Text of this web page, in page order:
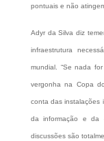
pontuais e não
Adyr da Silva diz
infraestrutura
mundial. “Se nada
vergonha na Copa
conta das instalações
da informação e da
discussões são